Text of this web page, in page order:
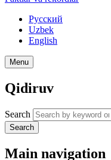
Русский
Uzbek
English
Menu
Qidiruv
Search
Search
Main navigation